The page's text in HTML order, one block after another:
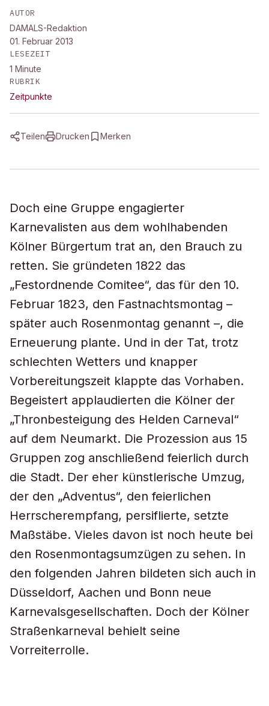
AUTOR
DAMALS-Redaktion
01. Februar 2013
LESEZEIT
1 Minute
RUBRIK
Zeitpunkte
Teilen Drucken Merken
Doch eine Gruppe engagierter
Karnevalisten aus dem wohlhabenden
Kölner Bürgertum trat an, den Brauch zu
retten. Sie gründeten 1822 das
„Festordnende Comitee“, das für den 10.
Februar 1823, den Fastnachtsmontag –
später auch Rosenmontag genannt –, die
Erneuerung plante. Und in der Tat, trotz
schlechten Wetters und knapper
Vorbereitungszeit klappte das Vorhaben.
Begeistert applaudierten die Kölner der
„Thronbesteigung des Helden Carneval“
auf dem Neumarkt. Die Prozession aus 15
Gruppen zog anschließend feierlich durch
die Stadt. Der eher künstlerische Umzug,
der den „Adventus“, den feierlichen
Herrscherempfang, persiflierte, setzte
Maßstäbe. Vieles davon ist noch heute bei
den Rosenmontagsumzügen zu sehen. In
den folgenden Jahren bildeten sich auch in
Düsseldorf, Aachen und Bonn neue
Karnevalsgesellschaften. Doch der Kölner
Straßenkarneval behielt seine
Vorreiterrolle.